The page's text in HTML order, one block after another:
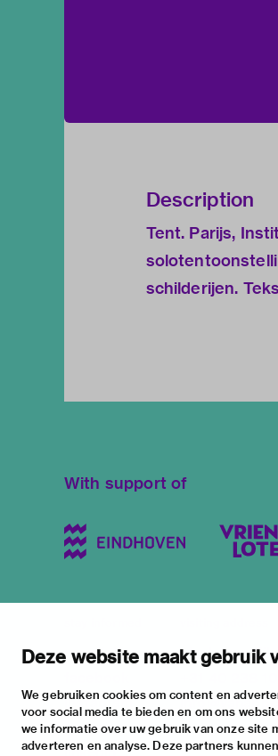
Deze website maakt gebruik
We gebruiken cookies om content en
voor social media te bieden en om ons
we informatie over uw gebruik van onze site
adverteren en analyse. Deze partners
Description
Tent. Parijs,
schilderijen.
With support of
newsletter
instagram
twitter
stratumsedijk